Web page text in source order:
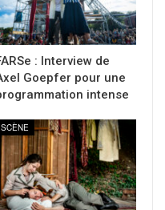
: Interview de
Goepfer pour une
intense
SCÈNE